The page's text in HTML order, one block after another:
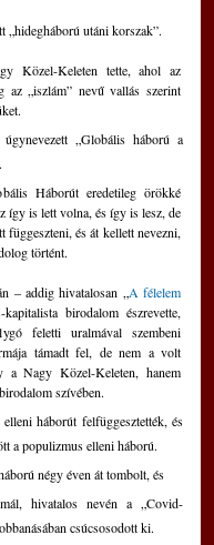
„hidegháború utáni korszak”.
Közel-Keleten tette, ahol az
az „iszlám” nevű vallás szerint
„Globális háború a
Háborút eredetileg örökké
így is lett volna, és így is lesz, de
függeszteni, és át kellett nevezni,
történt.
‒ addig hivatalosan „ A félelem
birodalom észrevette,
feletti uralmával szembeni
támadt fel, de nem a volt
a Nagy Közel-Keleten, hanem
szívében.
háborút felfüggesztették, és
a populizmus elleni háború.
négy éven át tombolt, és
hivatalos nevén a „Covid-
csúcsosodott ki.